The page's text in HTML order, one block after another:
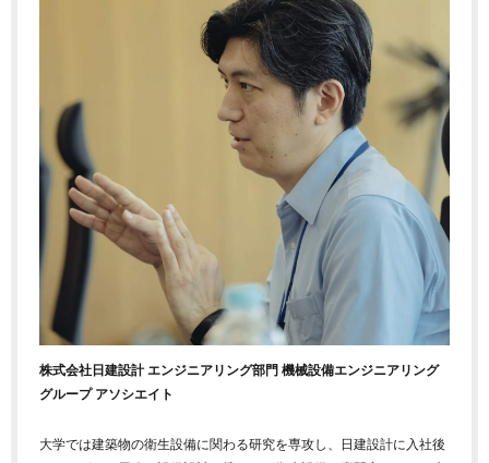
株式会社日建設計 エンジニアリング部門 機械設備エンジニアリング
グループ アソシエイト
大学では建築物の衛生設備に関わる研究を専攻し、日建設計に入社後